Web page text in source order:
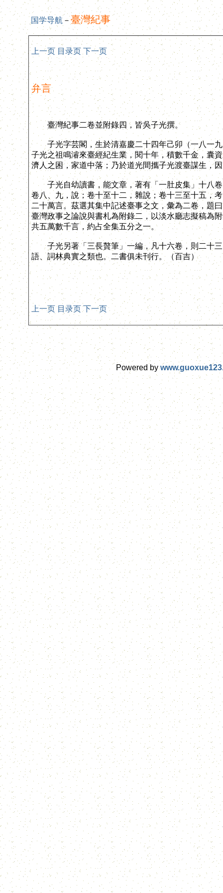
国学导航 － 臺灣紀事
上一页 目录页 下一页
弁言
臺灣紀事二卷並附錄四，皆吳子光撰。
子光字芸閣，生於清嘉慶二十四年己卯（一八一九
子光之祖鳴濬來臺經紀生業，閱十年，積數千金，囊
濟人之困，家道中落；乃於道光間攜子光渡臺謀生，
子光自幼讀書，能文章，著有「一肚皮集」十八卷
卷八、九，說；卷十至十二，雜說；卷十三至十五，
二十萬言。茲選其集中記述臺事之文，彙為二卷，題
臺灣政事之論說與書札為附錄二，以淡水廳志擬稿為
共五萬數千言，約占全集五分之一。
子光另著「三長贅筆」一編，凡十六卷，則二十三
語、詞林典實之類也。二書俱未刊行。（百吉）
上一页 目录页 下一页
Powered by